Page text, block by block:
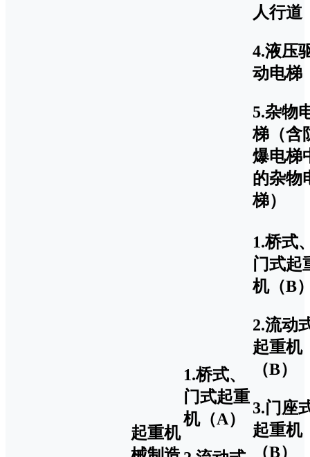
人行道
4.液压
动电梯
5.杂物
梯（含
爆电梯
的杂物
梯）
起重机
1.桥式、
门式起重
机（A）
1.桥式
门式起
机（B
2.流动
起重机
（B）
3.门座
起重机
（B）